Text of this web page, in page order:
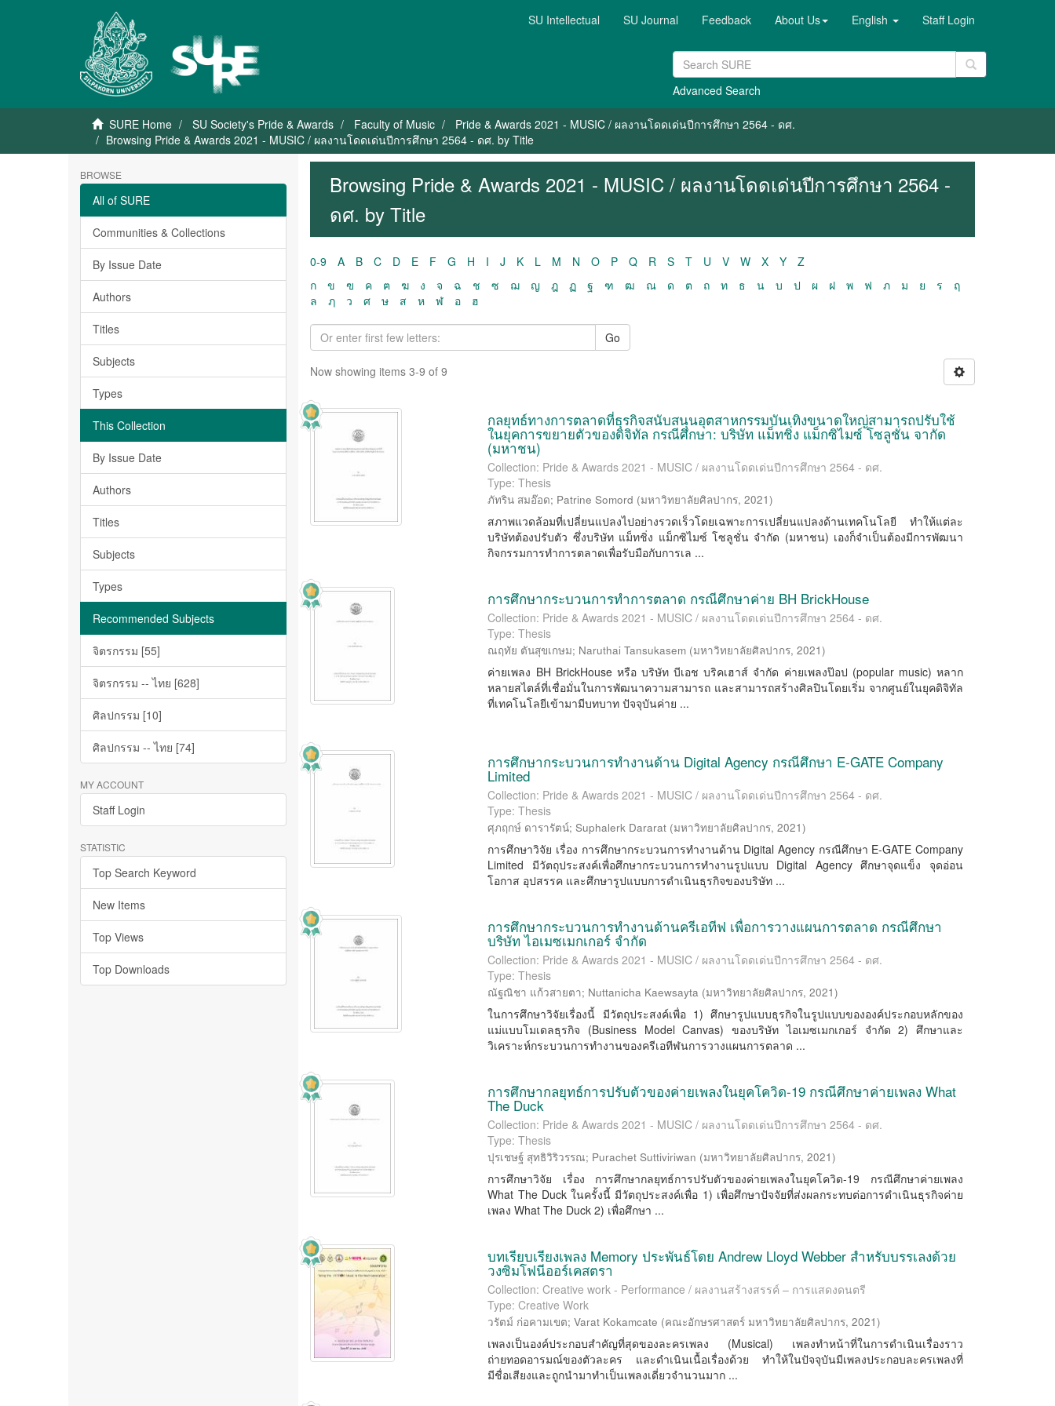
SU Intellectual SU Journal Feedback About Us English Staff Login
Advanced Search
SURE Home SU Society's Pride & Awards Faculty of Music
Pride & Awards 2021 - MUSIC / ผลงานโดดเด่นปีการศึกษา 2564 - ดศ.
Browsing Pride & Awards 2021 - MUSIC / ผลงานโดดเด่นปีการศึกษา 2564 - ดศ. by Title
BROWSE
All of SURE
Communities & Collections
By Issue Date
Authors
Titles
Subjects
Types
This Collection
By Issue Date
Authors
Titles
Subjects
Types
Recommended Subjects
จิตรกรรม [55]
จิตรกรรม -- ไทย [628]
ศิลปกรรม [10]
ศิลปกรรม -- ไทย [74]
MY ACCOUNT
Staff Login
STATISTIC
Top Search Keyword
New Items
Top Views
Top Downloads
Browsing Pride & Awards 2021 - MUSIC / ผลงานโดดเด่นปีการศึกษา 2564 -
ดศ. by Title
0-9 A B C D E F G H I J K L M N O P Q R S T U V W X Y
Z
ก
ข ฃ ค ฅ ฆ ง จ ฉ ช ซ ฌ ญ ฎ ฏ ฐ ฑ ฒ ณ ด ต ถ ท ธ น บ ป ผ ฝ พ ฟ ภ ม ย ร
ฤ
ล
ฦ ว ศ ษ ส ห ฬ อ ฮ
Go
Now showing items 3-9 of 9
กลยุทธ์ทางการตลาดที่ธุรกิจสนับสนุนอุตสาหกรรมบันเทิงขนาดใหญ่สามารถปรับใช้
ในยุคการขยายตัวของดิจิทัล กรณีศึกษา: บริษัท แม็ทชิ่ง แม็กซิไมซ์ โซลูชั่น จากัด
(มหาชน)
Collection: Pride & Awards 2021 - MUSIC / ผลงานโดดเด่นปีการศึกษา 2564 - ดศ.
Type: Thesis
ภัทริน สมอ๊อด; Patrine Somord (มหาวิทยาลัยศิลปากร,2021)
สภาพแวดล้อมที่เปลี่ยนแปลงไปอย่างรวดเร็วโดยเฉพาะการเปลี่ยนแปลงด้านเทคโนโลยี ทำให้แต่ละ
บริษัทต้องปรับตัว ซึ่งบริษัท แม็ทชิ่ง แม็กซิไมซ์ โซลูชั่น จำกัด (มหาชน) เองก็จำเป็นต้องมีการพัฒนา
กิจกรรมการทำการตลาดเพื่อรับมือกับการเล ...
การศึกษากระบวนการทำการตลาด กรณีศึกษาค่าย BH BrickHouse
Collection: Pride & Awards 2021 - MUSIC / ผลงานโดดเด่นปีการศึกษา 2564 - ดศ.
Type: Thesis
ณฤทัย ตันสุขเกษม; Naruthai Tansukasem (มหาวิทยาลัยศิลปากร,2021)
ค่ายเพลง BH BrickHouse หรือ บริษัท บีเอช บริคเฮาส์ จำกัด ค่ายเพลงป๊อป (popular music) หลาก
หลายสไตล์ที่เชื่อมั่นในการพัฒนาความสามารถ และสามารถสร้างศิลปินโดยเริ่ม จากศูนย์ในยุคดิจิทัล
ที่เทคโนโลยีเข้ามามีบทบาท ปัจจุบันค่าย ...
การศึกษากระบวนการทำงานด้าน Digital Agency กรณีศึกษา E-GATE Company
Limited
Collection: Pride & Awards 2021 - MUSIC / ผลงานโดดเด่นปีการศึกษา 2564 - ดศ.
Type: Thesis
ศุภฤกษ์ ดารารัตน์;Suphalerk Dararat (มหาวิทยาลัยศิลปากร,2021)
การศึกษาวิจัย เรื่อง การศึกษากระบวนการทำงานด้าน Digital Agency กรณีศึกษา E-GATE Company
Limited มีวัตถุประสงค์เพื่อศึกษากระบวนการทำงานรูปแบบ Digital Agency ศึกษาจุดแข็ง จุดอ่อน
โอกาส อุปสรรค และศึกษารูปแบบการดำเนินธุรกิจของบริษัท ...
การศึกษากระบวนการทำงานด้านครีเอทีฟ เพื่อการวางแผนการตลาด กรณีศึกษา
บริษัท ไอเมซเมกเกอร์ จำกัด
Collection: Pride & Awards 2021 - MUSIC / ผลงานโดดเด่นปีการศึกษา 2564 - ดศ.
Type: Thesis
ณัฐณิชา แก้วสายตา; Nuttanicha Kaewsayta (มหาวิทยาลัยศิลปากร,2021)
ในการศึกษาวิจัยเรื่องนี้ มีวัตถุประสงค์เพื่อ 1) ศึกษารูปแบบธุรกิจในรูปแบบขององค์ประกอบหลักของ
แม่แบบโมเดลธุรกิจ (Business Model Canvas) ของบริษัท ไอเมซเมกเกอร์ จำกัด 2) ศึกษาและ
วิเคราะห์กระบวนการทำงานของครีเอทีฬนการวางแผนการตลาด ...
การศึกษากลยุทธ์การปรับตัวของค่ายเพลงในยุคโควิด-19 กรณีศึกษาค่ายเพลง What
The Duck
Collection: Pride & Awards 2021 - MUSIC / ผลงานโดดเด่นปีการศึกษา 2564 - ดศ.
Type: Thesis
ปุรเชษฐ์ สุทธิวิริวรรณ; Purachet Suttiviriwan (มหาวิทยาลัยศิลปากร,2021)
การศึกษาวิจัย เรื่อง การศึกษากลยุทธ์การปรับตัวของค่ายเพลงในยุคโควิด-19 กรณีศึกษาค่ายเพลง
What The Duck ในครั้งนี้ มีวัตถุประสงค์เพื่อ 1) เพื่อศึกษาปัจจัยที่ส่งผลกระทบต่อการดำเนินธุรกิจค่าย
เพลง What The Duck 2) เพื่อศึกษา ...
บทเรียบเรียงเพลง Memory ประพันธ์โดย Andrew Lloyd Webber สำหรับบรรเลงด้วย
วงซิมโฟนีออร์เคสตรา
Collection: Creative work - Performance / ผลงานสร้างสรรค์ – การแสดงดนตรี
Type: Creative Work
วรัตม์ ก่อคามเขต;Varat Kokamcate (คณะอักษรศาสตร์ มหาวิทยาลัยศิลปากร,2021)
เพลงเป็นองค์ประกอบสำคัญที่สุดของละครเพลง (Musical) เพลงทำหน้าที่ในการดำเนินเรื่องราว
ถ่ายทอดอารมณ์ของตัวละคร และดำเนินเนื้อเรื่องด้วย ทำให้ในปัจจุบันมีเพลงประกอบละครเพลงที่
มีชื่อเสียงและถูกนำมาทำเป็นเพลงเดี่ยวจำนวนมาก ...